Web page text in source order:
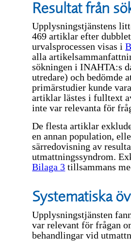
Resultat från
Upplysningstjänstens
469 artiklar efter
urvalsprocessen visas i
alla
sökningen i INAHTA:s
utredare) och bedömde
primärstudier kunde
artiklar lästes i fulltext
inte var relevanta för
De flesta artiklar
en annan population,
särredovisning av
utmattningssyndrom.
Bilaga 3 tillsammans
Systematiska
Upplysningstjänsten
var relevant för frågan
behandlingar vid